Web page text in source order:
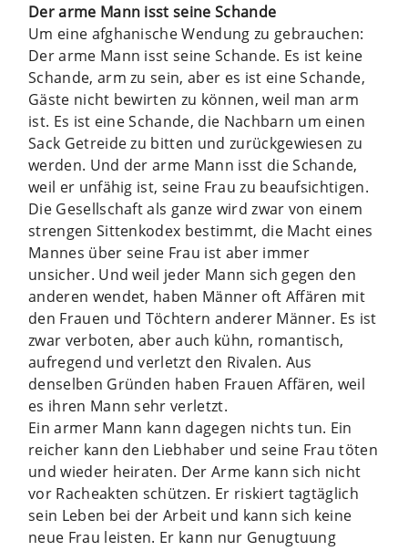
Der arme Mann isst seine Schande
Um eine afghanische Wendung zu gebrauchen:
Der arme Mann isst seine Schande. Es ist keine
Schande, arm zu sein, aber es ist eine Schande,
Gäste nicht bewirten zu können, weil man arm
ist. Es ist eine Schande, die Nachbarn um einen
Sack Getreide zu bitten und zurückgewiesen zu
werden. Und der arme Mann isst die Schande,
weil er unfähig ist, seine Frau zu beaufsichtigen.
Die Gesellschaft als ganze wird zwar von einem
strengen Sittenkodex bestimmt, die Macht eines
Mannes über seine Frau ist aber immer
unsicher. Und weil jeder Mann sich gegen den
anderen wendet, haben Männer oft Affären mit
den Frauen und Töchtern anderer Männer. Es ist
zwar verboten, aber auch kühn, romantisch,
aufregend und verletzt den Rivalen. Aus
denselben Gründen haben Frauen Affären, weil
es ihren Mann sehr verletzt.
Ein armer Mann kann dagegen nichts tun. Ein
reicher kann den Liebhaber und seine Frau töten
und wieder heiraten. Der Arme kann sich nicht
vor Racheakten schützen. Er riskiert tagtäglich
sein Leben bei der Arbeit und kann sich keine
neue Frau leisten. Er kann nur Genugtuung